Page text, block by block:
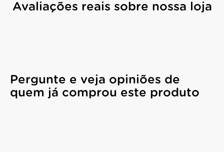
Avaliações reais sobre nossa loja
Pergunte e veja opiniões de
quem já comprou este produto